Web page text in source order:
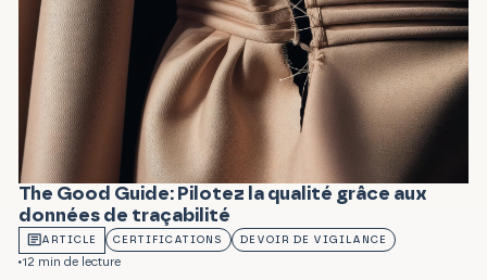
The Good Guide: Pilotez la qualité grâce aux
données de traçabilité
ARTICLE CERTIFICATIONS DEVOIR DE VIGILANCE
12 min de lecture